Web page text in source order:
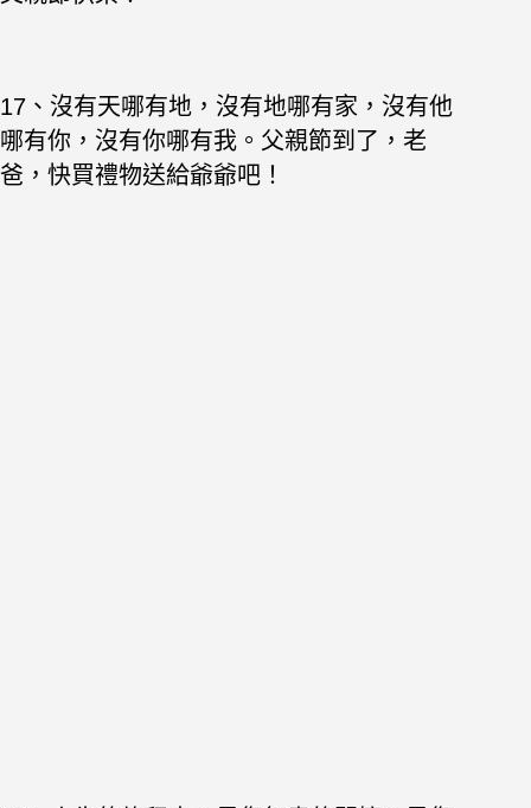
17、沒有天哪有地，沒有地哪有家，沒有他
哪有你，沒有你哪有我。父親節到了，老
爸，快買禮物送給爺爺吧！